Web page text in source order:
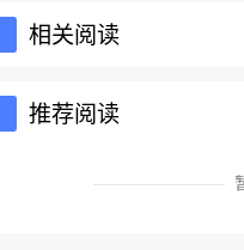
中，仰头取之。督
相关阅读
推荐阅读